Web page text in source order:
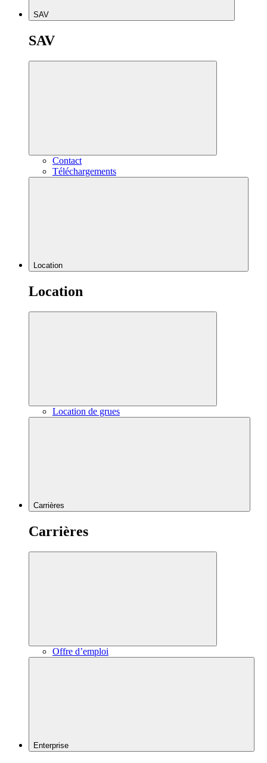
SAV
SAV
Contact
Téléchargements
Location
Location
Location de grues
Carrières
Carrières
Offre d’emploi
Enterprise